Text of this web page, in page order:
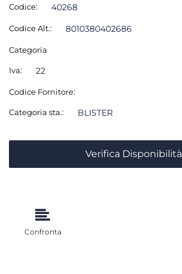
Codice: 40268
Codice Alt.: 8010380402686
Categoria
Iva: 22
Codice Fornitore:
Categoria sta.: BLISTER
Verifica Disponibilità
Confronta